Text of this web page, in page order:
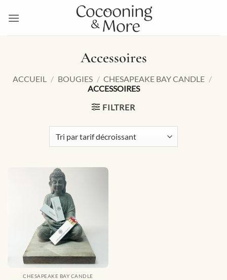
Accessoires
ACCUEIL / BOUGIES / CHESAPEAKE BAY CANDLE /
ACCESSOIRES
FILTRER
CHESAPEAKE BAY CANDLE